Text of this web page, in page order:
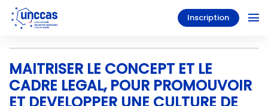
Inscription
MAITRISER LE CONCEPT ET LE
CADRE LEGAL, POUR PROMOUVOIR